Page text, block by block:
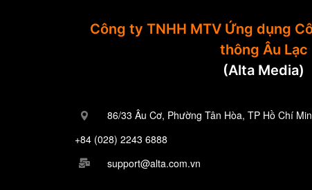
Công ty TNHH MTV Ứng dụng
thông Âu Lạc
(Alta Media)
86/33 Âu Cơ, Phường Tân Hòa, TP Hồ Chí
+84 (028) 2243 6888
support@alta.com.vn